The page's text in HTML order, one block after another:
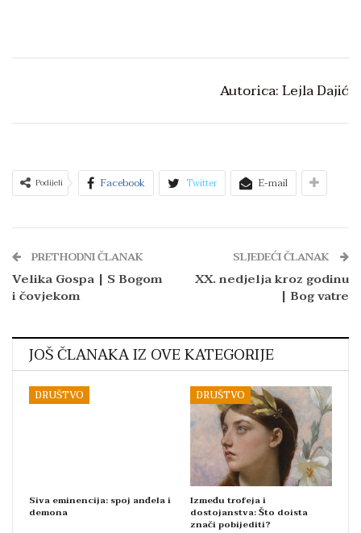
Autorica: Lejla Dajić
Podijeli Facebook Twitter E-mail
PRETHODNI ČLANAK
Velika Gospa | S Bogom
i čovjekom
SLJEDEĆI ČLANAK
XX. nedjelja kroz godinu
| Bog vatre
JOŠ ČLANAKA IZ OVE KATEGORIJE
DRUŠTVO
Siva eminencija: spoj anđela i
demona
DRUŠTVO
Između trofeja i
dostojanstva: Što doista
znači pobijediti?